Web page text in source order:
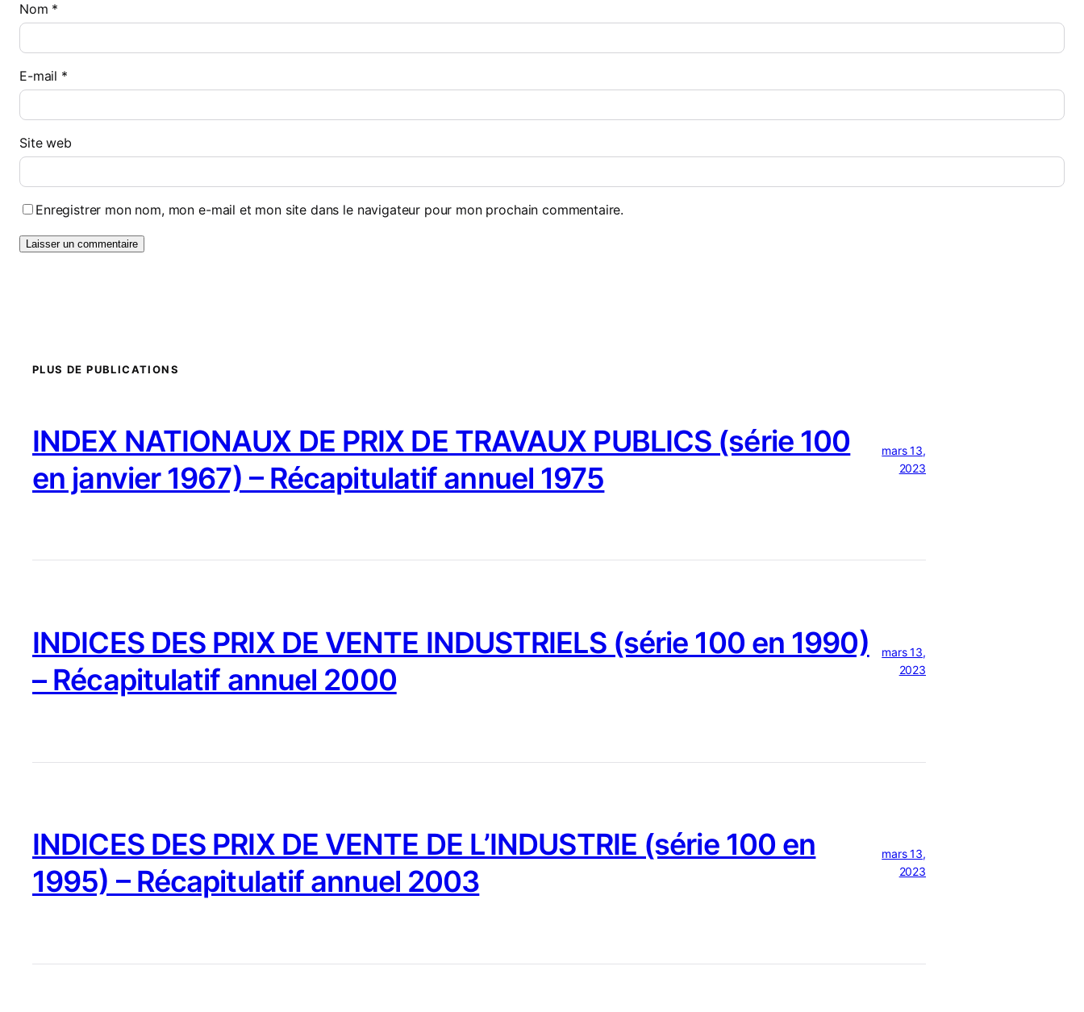
Nom *
E-mail *
Site web
Enregistrer mon nom, mon e-mail et mon site dans le navigateur pour mon prochain commentaire.
PLUS DE PUBLICATIONS
INDEX NATIONAUX DE PRIX DE TRAVAUX PUBLICS (série 100
en janvier 1967) – Récapitulatif annuel 1975
mars 13,
2023
INDICES DES PRIX DE VENTE INDUSTRIELS (série 100 en 1990)
– Récapitulatif annuel 2000
mars 13,
2023
INDICES DES PRIX DE VENTE DE L’INDUSTRIE (série 100 en
1995) – Récapitulatif annuel 2003
mars 13,
2023